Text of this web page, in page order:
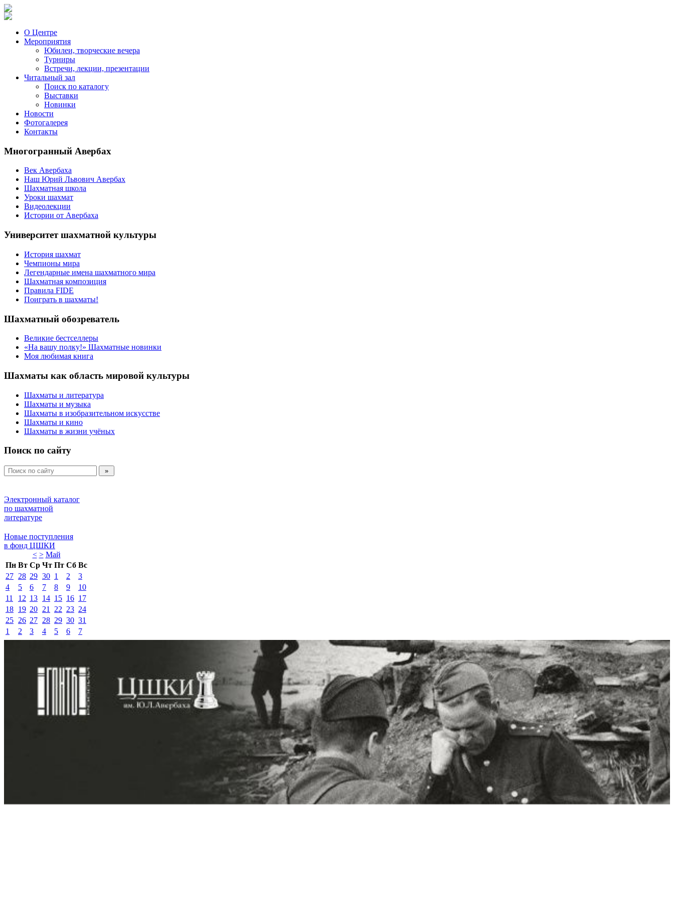
О Центре
Мероприятия
Юбилеи, творческие вечера
Турниры
Встречи, лекции, презентации
Читальный зал
Поиск по каталогу
Выставки
Новинки
Новости
Фотогалерея
Контакты
Многогранный Авербах
Век Авербаха
Наш Юрий Львович Авербах
Шахматная школа
Уроки шахмат
Видеолекции
Истории от Авербаха
Университет шахматной культуры
История шахмат
Чемпионы мира
Легендарные имена шахматного мира
Шахматная композиция
Правила FIDE
Поиграть в шахматы!
Шахматный обозреватель
Великие бестселлеры
«На вашу полку!» Шахматные новинки
Моя любимая книга
Шахматы как область мировой культуры
Шахматы и литература
Шахматы и музыка
Шахматы в изобразительном искусстве
Шахматы и кино
Шахматы в жизни учёных
Поиск по сайту
Электронный каталог
по шахматной
литературе
Новые поступления
в фонд ЦШКИ
< > Май
Пн Вт Ср Чт Пт Сб Вс
27 28 29 30 1 2
3
4
5 6 7 8 9
10
11
12 13 14 15 16 17
18 19 20 21 22 23 24
25 26 27 28 29 30 31
1
2 3 4 5 6 7